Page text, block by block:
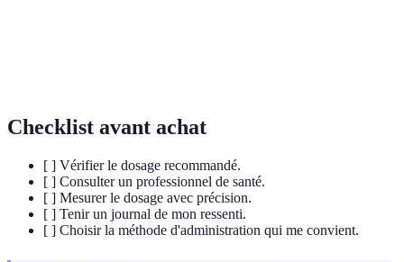
Checklist avant achat
[ ] Vérifier le dosage recommandé.
[ ] Consulter un professionnel de santé.
[ ] Mesurer le dosage avec précision.
[ ] Tenir un journal de mon ressenti.
[ ] Choisir la méthode d'administration qui me convient.